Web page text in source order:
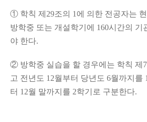
① 학칙 제 29조의 1 에 의한 전공자는
방학중 또는 개설학기에 160시간의 기
야 한다.
② 방학중 실습을 할 경우에는 학칙 제 7
고 전년도 12월부터 당년도 6월까지를 1
터 12월 말까지를 2학기로 구분한다.